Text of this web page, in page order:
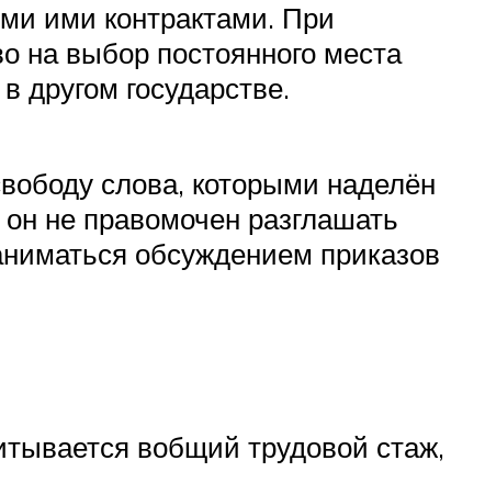
ими контрактами. При
на выбор постоянного места
государстве.
слова, которыми наделён
не правомочен разглашать
обсуждением приказов
вобщий трудовой стаж,